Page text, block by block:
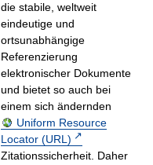
die stabile, weltweit
eindeutige und
ortsunabhängige
Referenzierung
elektronischer Dokumente
und bietet so auch bei
einem sich ändernden
Uniform Resource
Locator (URL)
Zitationssicherheit. Daher